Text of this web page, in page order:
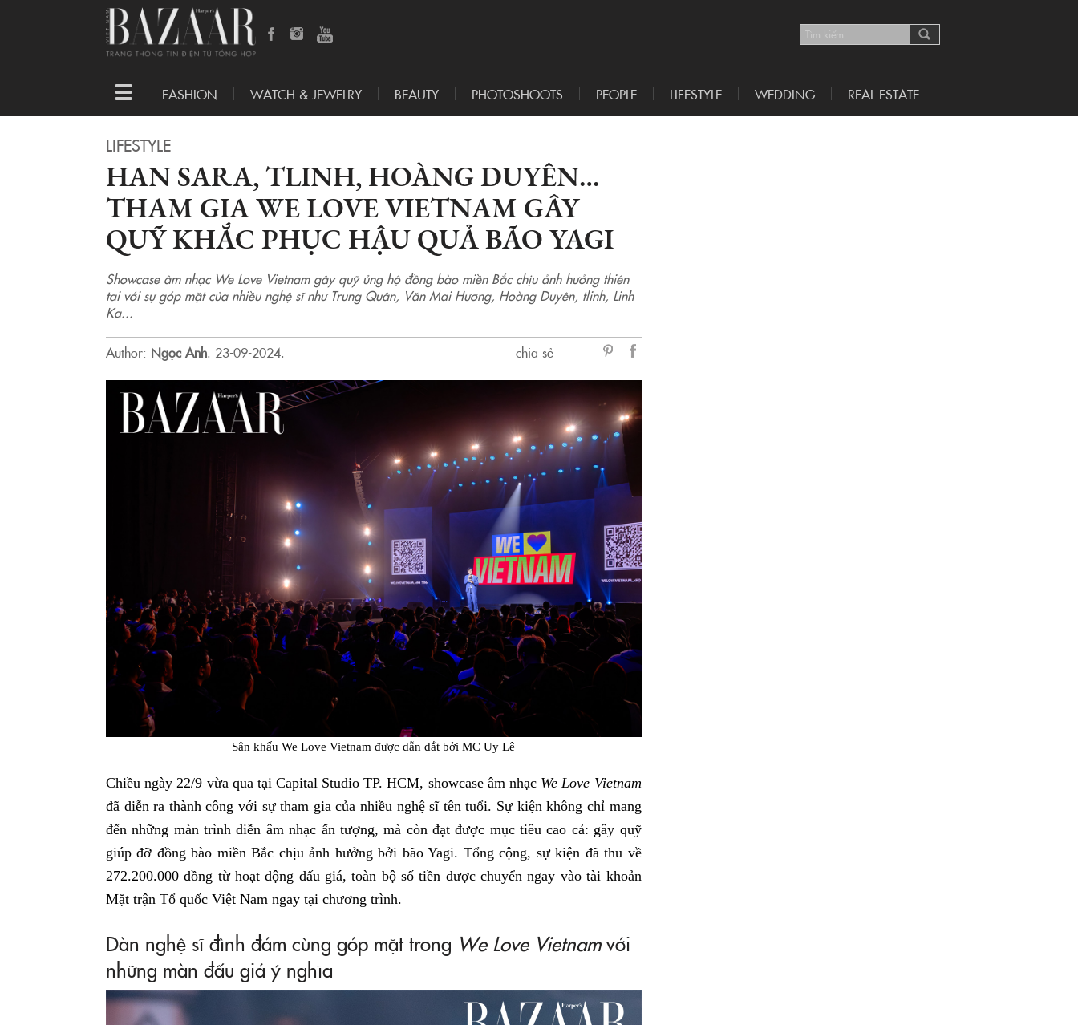
Toggle
navigation
FASHION WATCH & JEWELRY BEAUTY PHOTOSHOOTS PEOPLE LIFESTYLE WEDDING REAL ESTATE
LIFESTYLE
HAN SARA, TLINH, HOÀNG DUYÊN…
THAM GIA WE LOVE VIETNAM GÂY
QUỸ KHẮC PHỤC HẬU QUẢ BÃO YAGI
Showcase âm nhạc We Love Vietnam gây quỹ ủng hộ đồng bào miền Bắc chịu ảnh hưởng thiên
tai với sự góp mặt của nhiều nghệ sĩ như Trung Quân, Văn Mai Hương, Hoàng Duyên, tlinh, Linh
Ka...
Author: Ngọc Anh. 23-09-2024.
chia sẻ
Facebook
Sân khấu We Love Vietnam được dẫn dắt bởi MC Uy Lê
Chiều ngày 22/9 vừa qua tại Capital Studio TP. HCM, showcase âm nhạc We Love Vietnam
đã diễn ra thành công với sự tham gia của nhiều nghệ sĩ tên tuổi. Sự kiện không chỉ mang
đến những màn trình diễn âm nhạc ấn tượng, mà còn đạt được mục tiêu cao cả: gây quỹ
giúp đỡ đồng bào miền Bắc chịu ảnh hưởng bởi bão Yagi. Tổng cộng, sự kiện đã thu về
272.200.000 đồng từ hoạt động đấu giá, toàn bộ số tiền được chuyển ngay vào tài khoản
Mặt trận Tổ quốc Việt Nam ngay tại chương trình.
Dàn nghệ sĩ đình đám cùng góp mặt trong We Love Vietnamvới
những màn đấu giá ý nghĩa